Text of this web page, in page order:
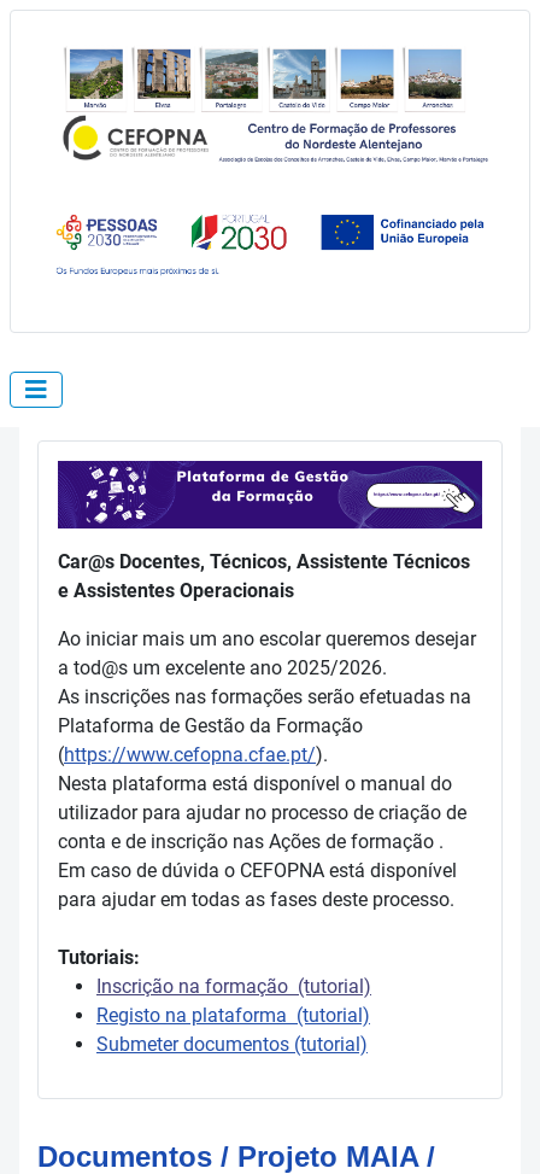
Car@s Docentes, Técnicos, Assistente Técnicos
e Assistentes Operacionais
Ao iniciar mais um ano escolar queremos desejar
a tod@s um excelente ano 2025/2026.
As inscrições nas formações serão efetuadas na
Plataforma de Gestão da Formação
(https://www.cefopna.cfae.pt/).
Nesta plataforma está disponível o manual do
utilizador para ajudar no processo de criação de
conta e de inscrição nas Ações de formação .
Em caso de dúvida o CEFOPNA está disponível
para ajudar em todas as fases deste processo.
Tutoriais:
Inscrição na formação (tutorial)
Registo na plataforma (tutorial)
Submeter documentos (tutorial)
Documentos / Projeto MAIA /